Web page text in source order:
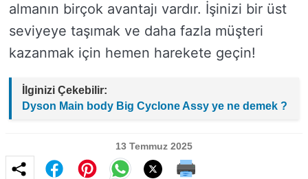
almanın birçok avantajı vardır. İşinizi bir üst
seviyeye taşımak ve daha fazla müşteri
kazanmak için hemen harekete geçin!
İlginizi Çekebilir:
Dyson Main body Big Cyclone Assy ye ne demek ?
13 Temmuz 2025